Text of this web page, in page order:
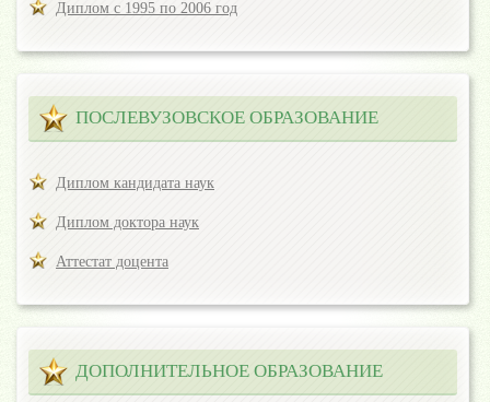
Диплом с 1995 по 2006 год
ПОСЛЕВУЗОВСКОЕ ОБРАЗОВАНИЕ
Диплом кандидата наук
Диплом доктора наук
Аттестат доцента
ДОПОЛНИТЕЛЬНОЕ ОБРАЗОВАНИЕ